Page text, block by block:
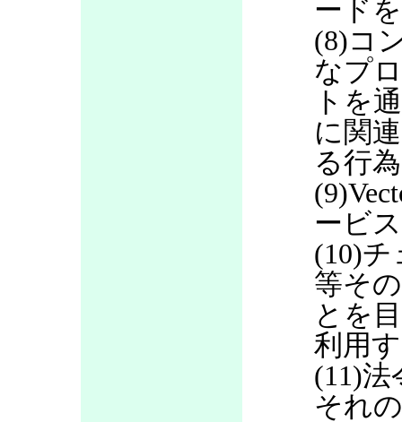
ード
(8)コ
なプ
トを
に関
る行
ービ
(10)
等そ
とを
利用
(11)
それ